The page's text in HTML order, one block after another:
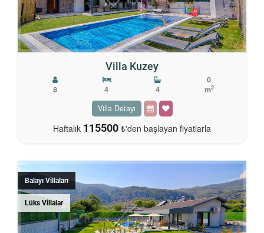
Villa Kuzey
8 4 4
0
m2
Villa Detayı
Haftalık 115500 ₺'den başlayan fiyatlarla
Balayı Villaları
Lüks Villalar